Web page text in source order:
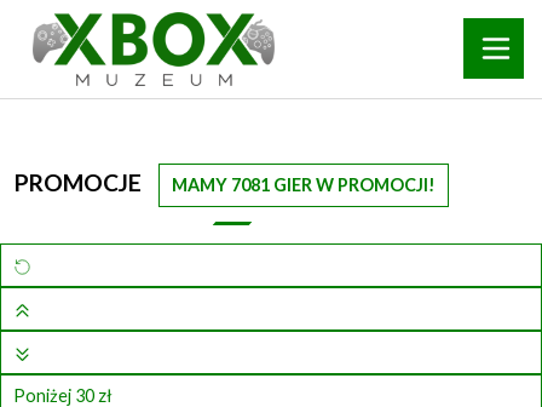
PROMOCJE MAMY 7081 GIER W PROMOCJI!
Poniżej 30 zł